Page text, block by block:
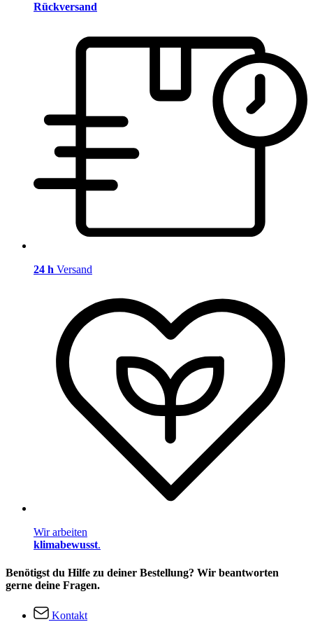
Rückversand
24 h Versand
Wir arbeiten
klimabewusst.
Benötigst du Hilfe zu deiner Bestellung? Wir beantworten
gerne deine Fragen.
Kontakt